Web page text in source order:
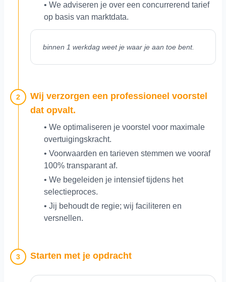
• We adviseren je over een concurrerend tarief
op basis van marktdata.
binnen 1 werkdag weet je waar je aan toe bent.
2
Wij verzorgen een professioneel voorstel
dat opvalt.
• We optimaliseren je voorstel voor maximale
overtuigingskracht.
• Voorwaarden en tarieven stemmen we vooraf
100% transparant af.
• We begeleiden je intensief tijdens het
selectieproces.
• Jij behoudt de regie; wij faciliteren en
versnellen.
3 Starten met je opdracht